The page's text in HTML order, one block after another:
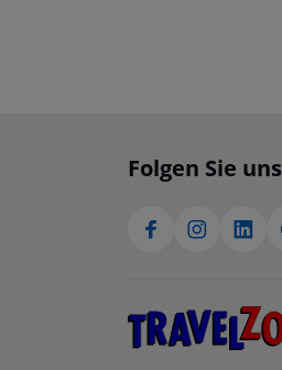
Folgen Sie uns